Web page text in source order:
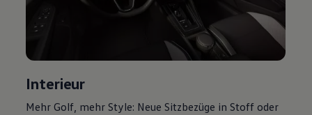
Motorenöl und Flüssigkeiten
Pannen- und Unfallhilfe
Economy Service
Volkswagen Teile
Modellspezifisches Zubehör
Transport
Interieur
Mehr Golf , mehr Style: Neue Sitzbezüge in Stoff oder